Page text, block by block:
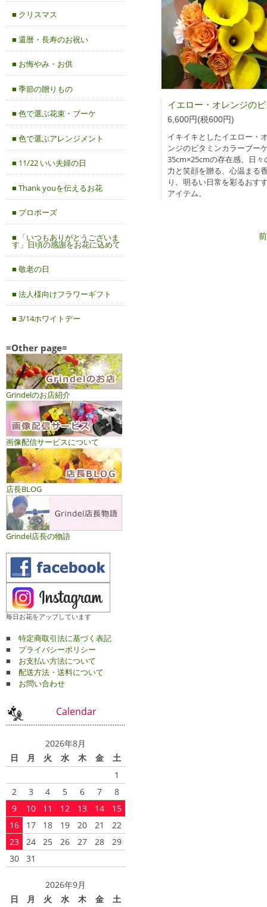
6,600円(税600円)
イキイキとしたイエロー・
ンジのビタミンカラーブー
35cm×25cmの存在感。日々
力と笑顔を贈る、心温まる
り。明るい日常を彩るおす
アイテム。
■ クリスマス
■ 還暦・長寿のお祝い
■ お悔やみ・お供
■ 季節の贈りもの
■ 色で選ぶ花束・ブーケ
■ 色で選ぶアレンジメント
■ 11/22 いい夫婦の日
■ Thank youを伝えるお花
■ プロポーズ
■ 「いつもありがとうございま
す」日頃の感謝をお花に込めて
■ 敬老の日
■ 法人様向けフラワーギフト
■ 3/14ホワイトデー
=Other page=
Grindelのお店紹介
画像配信サービスについて
店長BLOG
Grindel店長の物語
毎日お花をアップしています
■ 特定商取引法に基づく表記
■ プライバシーポリシー
■ お支払い方法について
■ 配送方法・送料について
■ お問い合わせ
Calendar
2026年8月
日
月 火 水 木 金
土
1
2
3 4 5 6 7
8
9
10 11 12 13 14
15
16
17 18 19 20 21
22
23
24 25 26 27 28
29
30
31
2026年9月
日
月 火 水 木 金 土